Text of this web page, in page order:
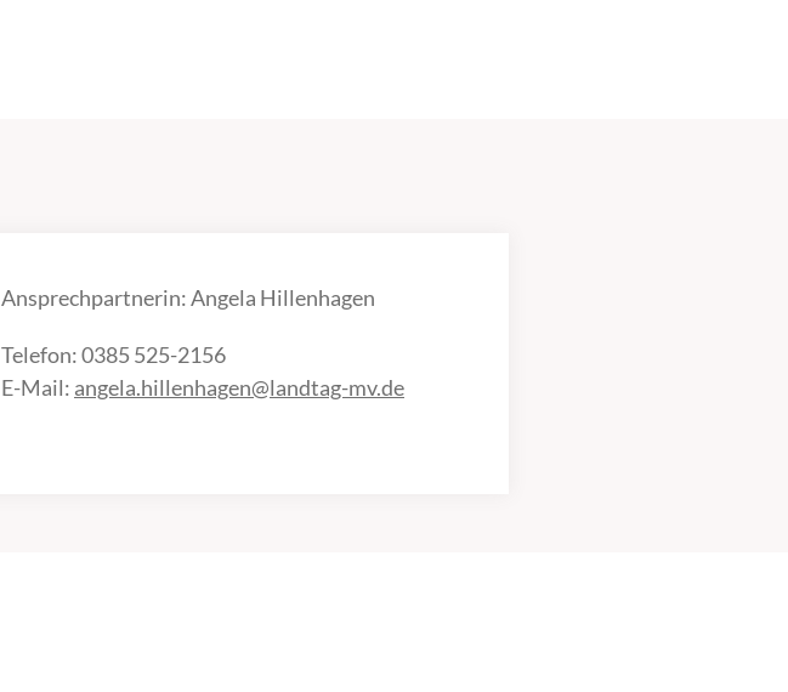
Ansprechpartnerin: Angela Hillenhagen
Telefon: 0385 525-2156
E-Mail: angela.hillenhagen@landtag-mv.de